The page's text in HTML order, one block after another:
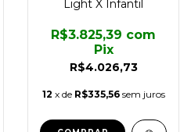
Light X Infantil
R$4.026,73
R$3.825,39 com
Pix
12 x de R$335,56 sem juros